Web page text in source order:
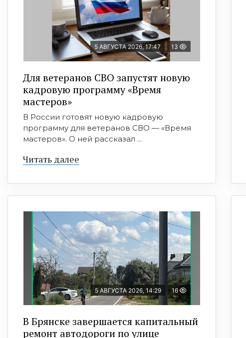
5 АВГУСТА 2026, 17:47 13
Для ветеранов СВО запустят новую
кадровую программу «Время
мастеров»
В России готовят новую кадровую
программу для ветеранов СВО — «Время
мастеров». О ней рассказал ...
Читать далее
5 АВГУСТА 2026, 14:29 16
В Брянске завершается капитальный
ремонт автодороги по улице